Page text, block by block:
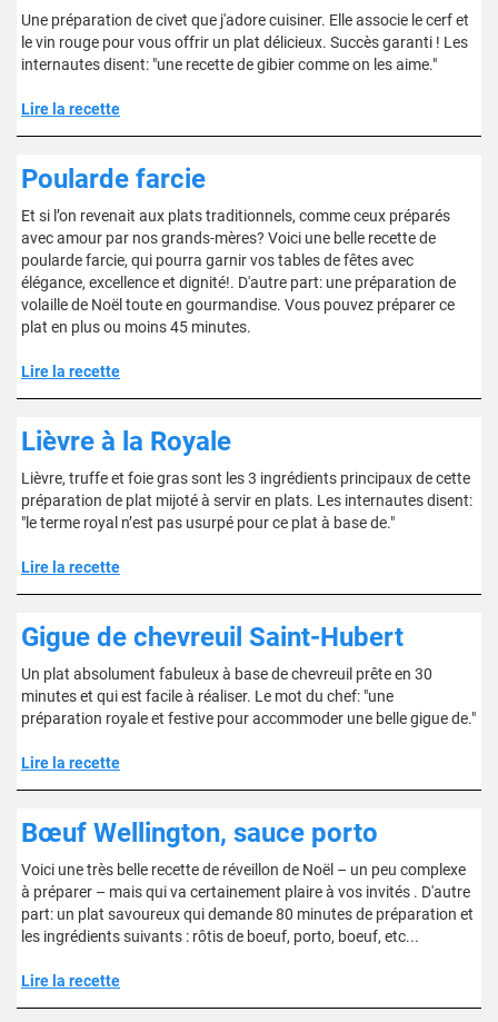
Une préparation de civet que j'adore cuisiner. Elle associe le cerf et
le vin rouge pour vous offrir un plat délicieux. Succès garanti ! Les
internautes disent: "une recette de gibier comme on les aime."
Lire la recette
Poularde farcie
Et si l’on revenait aux plats traditionnels, comme ceux préparés
avec amour par nos grands-mères? Voici une belle recette de
poularde farcie, qui pourra garnir vos tables de fêtes avec
élégance, excellence et dignité!. D'autre part: une préparation de
volaille de Noël toute en gourmandise. Vous pouvez préparer ce
plat en plus ou moins 45 minutes.
Lire la recette
Lièvre à la Royale
Lièvre, truffe et foie gras sont les 3 ingrédients principaux de cette
préparation de plat mijoté à servir en plats. Les internautes disent:
"le terme royal n’est pas usurpé pour ce plat à base de."
Lire la recette
Gigue de chevreuil Saint-Hubert
Un plat absolument fabuleux à base de chevreuil prête en 30
minutes et qui est facile à réaliser. Le mot du chef: "une
préparation royale et festive pour accommoder une belle gigue de."
Lire la recette
Bœuf Wellington, sauce porto
Voici une très belle recette de réveillon de Noël – un peu complexe
à préparer – mais qui va certainement plaire à vos invités . D'autre
part: un plat savoureux qui demande 80 minutes de préparation et
les ingrédients suivants : rôtis de boeuf, porto, boeuf, etc...
Lire la recette